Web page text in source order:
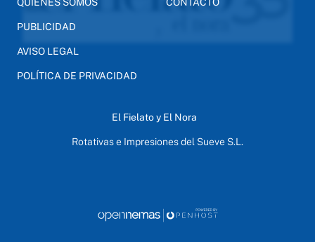
QUIÉNES SOMOS
PUBLICIDAD
AVISO LEGAL
POLÍTICA DE PRIVACIDAD
CONTACTO
El Fielato y El Nora
Rotativas e Impresiones del Sueve S.L.